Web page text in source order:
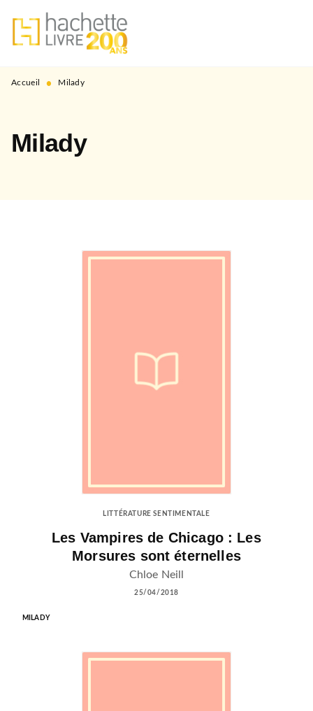
MENU RECHERCHE
PIED DE PAGE
Accueil • Milady
Milady
LITTÉRATURE SENTIMENTALE
Les Vampires de Chicago : Les
Morsures sont éternelles
Chloe Neill
25/04/2018
MILADY